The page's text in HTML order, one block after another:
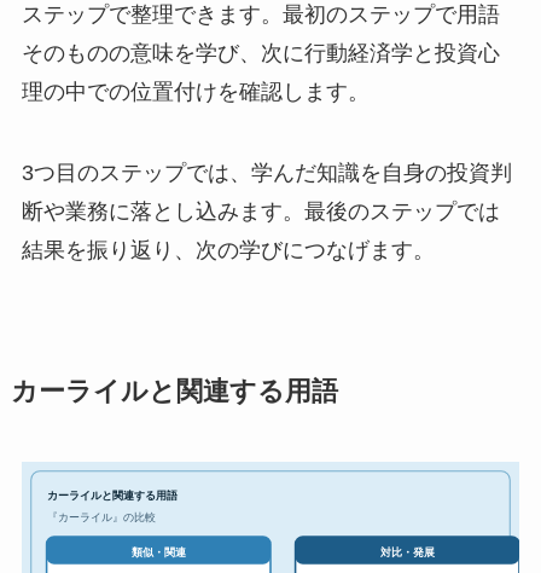
ステップで整理できます。最初のステップで用語
そのものの意味を学び、次に行動経済学と投資心
理の中での位置付けを確認します。
3つ目のステップでは、学んだ知識を自身の投資判
断や業務に落とし込みます。最後のステップでは
結果を振り返り、次の学びにつなげます。
カーライルと関連する用語
カーライルと関連する用語
『カーライル』の比較
類似・関連 対比・発展